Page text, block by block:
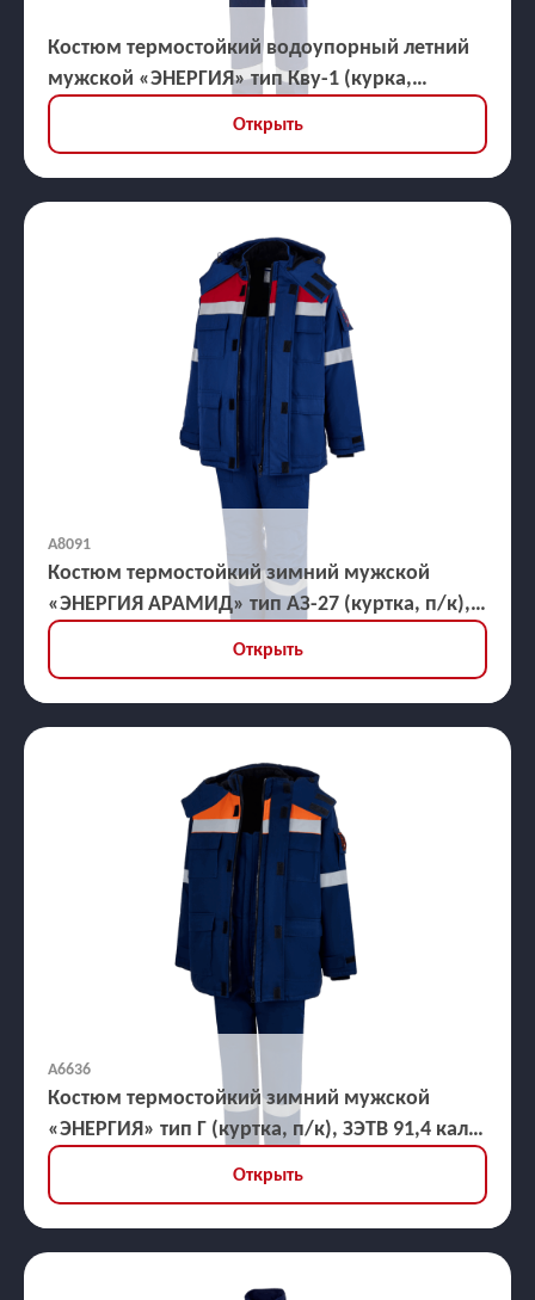
Костюм термостойкий водоупорный летний
мужской «ЭНЕРГИЯ» тип Кву-1 (курка,
брюки), ЗЭТВ 45,3 кал/кв.см
Открыть
А8091
Костюм термостойкий зимний мужской
«ЭНЕРГИЯ АРАМИД» тип АЗ-27 (куртка, п/к),
ЗЭТВ 82,1 кал/кв.см
Открыть
А6636
Костюм термостойкий зимний мужской
«ЭНЕРГИЯ» тип Г (куртка, п/к), ЗЭТВ 91,4 кал/
кв.см
Открыть